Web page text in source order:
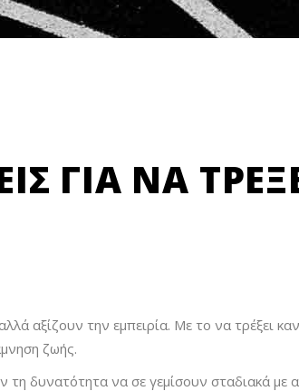
ΓΙΑ ΝΑ
αξίζουν την εμπειρία. Με το να τρέξει
ζωής.
τη δυνατότητα να σε γεμίσουν σταδιακά